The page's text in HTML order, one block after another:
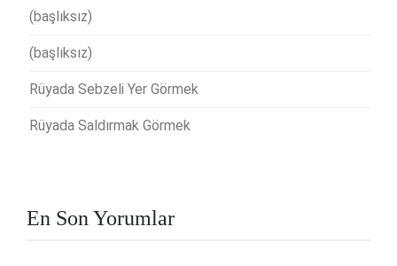
(başlıksız)
(başlıksız)
Rüyada Sebzeli Yer Görmek
Rüyada Saldırmak Görmek
En Son Yorumlar